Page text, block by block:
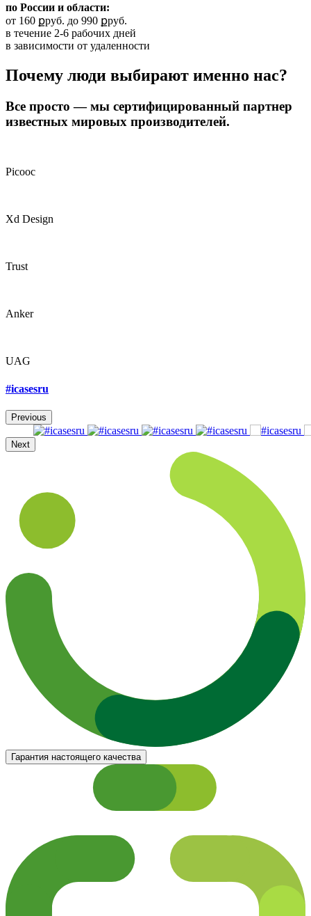
по России и области:
от 160 քруб. до 990 քруб.
в течение 2-6 рабочих дней
в зависимости от удаленности
Почему люди выбирают именно нас?
Все просто — мы сертифицированный партнер
известных мировых производителей.
Picooc
Xd Design
Trust
Anker
UAG
#icasesru
Previous
Next
Гарантия настоящего качества